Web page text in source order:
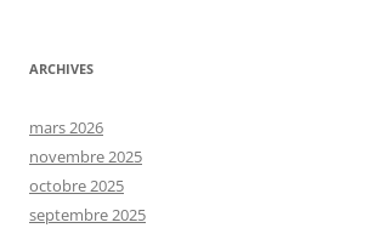
ARCHIVES
mars 2026
novembre 2025
octobre 2025
septembre 2025